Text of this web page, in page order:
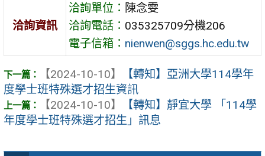
洽詢資訊
洽詢單位： 陳念雯
洽詢電話： 035325709分機206
電子信箱： nienwen@sggs.hc.edu.tw
【2024-10-10】
【轉知】亞洲大學114學年
度學士班特殊選才招生資訊
【2024-10-10】
【轉知】靜宜大學 「114學
年度學士班特殊選才招生」訊息